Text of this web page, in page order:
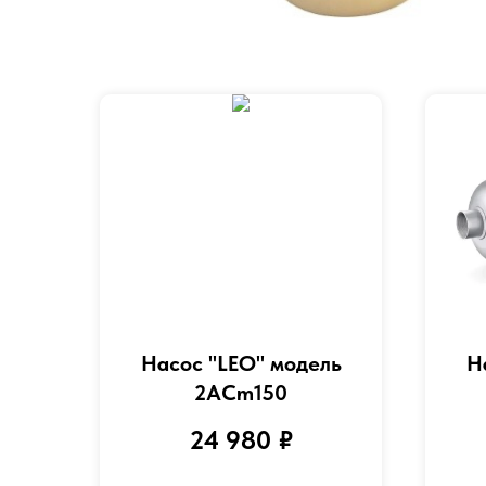
Насос "LEO" модель
2ACm150
24 980 ₽